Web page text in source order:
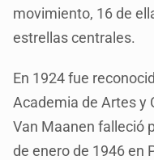
movimiento, 16 de
estrellas centrales.
En 1924 fue
Academia de Artes y
Van Maanen falleció
de enero de 1946 en